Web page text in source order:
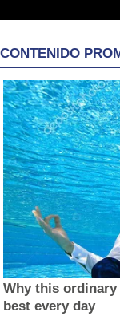
CONTENIDO
Why this
best every day